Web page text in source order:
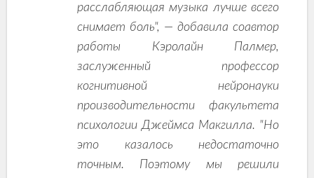
расслабляющая музыка лучше всего
снимает боль", — добавила соавтор
работы Кэролайн Палмер,
заслуженный профессор
когнитивной нейронауки
производительности факультета
психологии Джеймса Макгилла. "Но
это казалось недостаточно
точным. Поэтому мы решили